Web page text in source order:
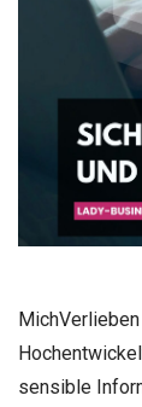
sensible